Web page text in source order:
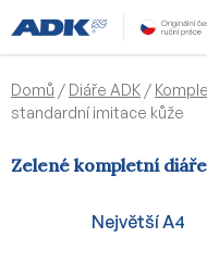
na
obsah
Domů / Diáře ADK /
standardní imitace kůže
Zelené kompletní
Největší A4